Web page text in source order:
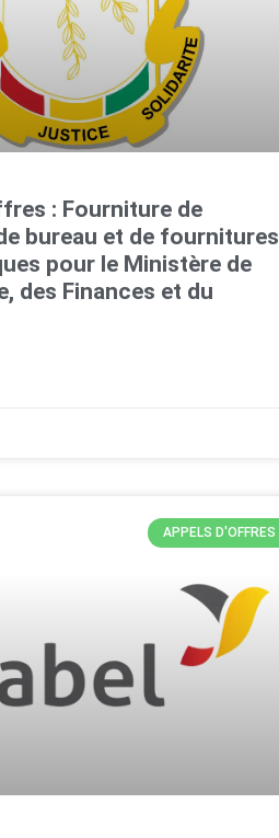
: Fourniture de
bureau et de fournitures
pour le Ministère de
des Finances et du
APPELS D'OFFRES